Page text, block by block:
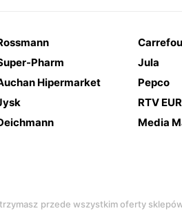
Pharm
Jula
Hipermarket
Pepco
RTV
Media
przede wszystkim oferty